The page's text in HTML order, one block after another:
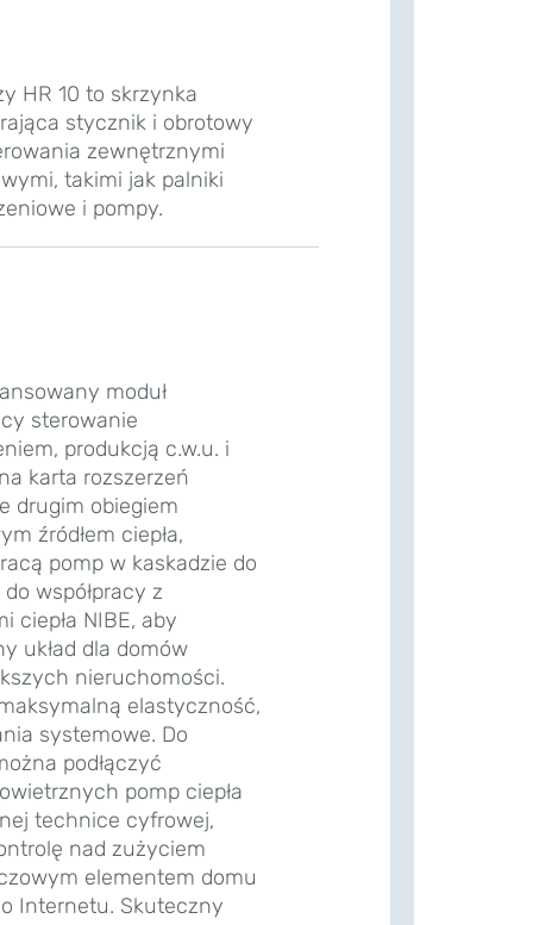
HR 10 to skrzynka
stycznik i obrotowy
zewnętrznymi
takimi jak palniki
i pompy.
moduł
sterowanie
produkcją c.w.u. i
karta rozszerzeń
drugim obiegiem
źródłem ciepła,
pomp w kaskadzie do
współpracy z
ciepła NIBE, aby
układ dla domów
nieruchomości.
elastyczność,
systemowe. Do
podłączyć
pomp ciepła
technice cyfrowej,
nad zużyciem
elementem domu
Internetu. Skuteczny